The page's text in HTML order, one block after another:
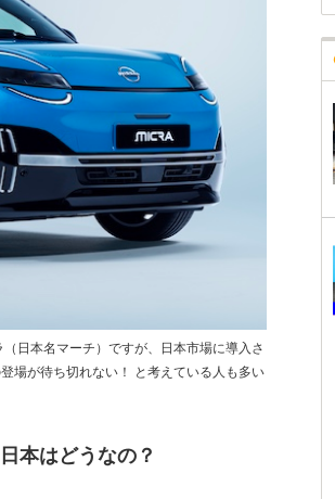
日本名マーチ）ですが、日本市場に導入さ
場が待ち切れない！ と考えている人も多い
本はどうなの？